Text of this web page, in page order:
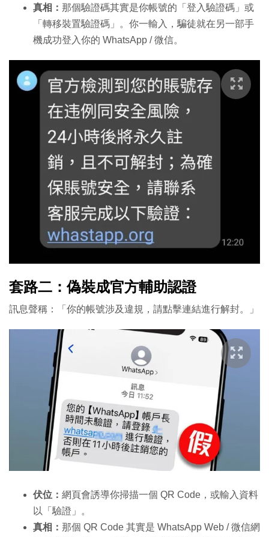
真相： 那個驗證碼其實是你帳號的「登入驗證碼」或
「轉移裝置驗證碼」。你一輸入，騙徒就在另一部手
機成功登入你的 WhatsApp / 微信。
套路二：偽裝成官方輔助認證
訊息聲稱：「你的帳號涉及違規，請點擊連結進行解封。」
伏位： 網頁會誘導你掃描一個 QR Code，或輸入資料
以「驗證」。
真相： 那個 QR Code 其實是 WhatsApp Web / 微信網